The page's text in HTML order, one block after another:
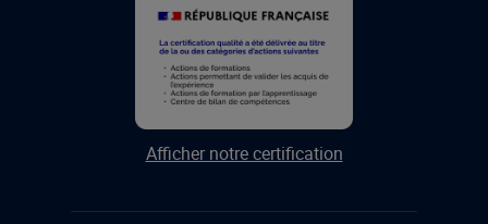
Afficher notre certification